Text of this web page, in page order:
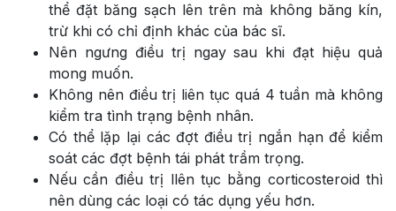
thể đặt băng sạch lên trên mà không băng kín,
trừ khi có chỉ định khác của bác sĩ.
Nên ngưng điều trị ngay sau khi đạt hiệu quả
mong muốn.
Không nên điều trị liên tục quá 4 tuần mà không
kiểm tra tình trạng bệnh nhân.
Có thể lặp lại các đợt điều trị ngắn hạn để kiểm
soát các đợt bệnh tái phát trầm trọng.
Nếu cần điều trị llên tục bằng corticosteroid thì
nên dùng các loại có tác dụng yếu hơn.